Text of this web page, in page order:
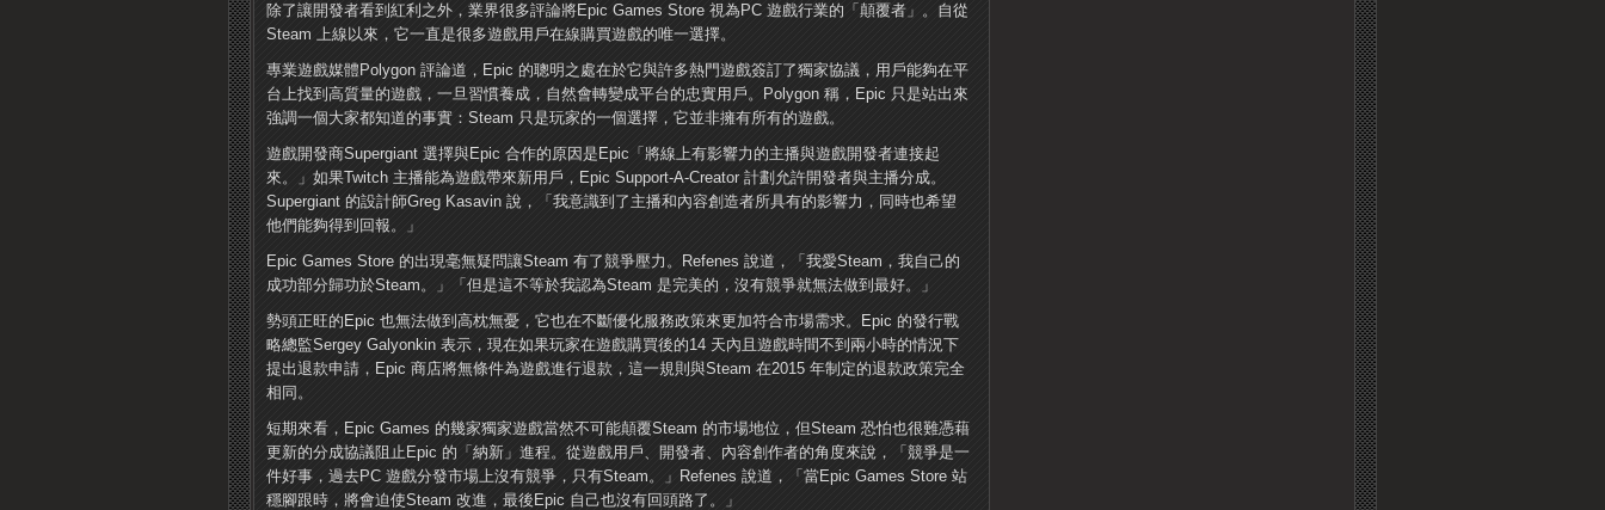
除了讓開發者看到紅利之外，業界很多評論將Epic Games Store 視為PC 遊戲行業的「顛覆者」。自從
Steam 上線以來，它一直是很多遊戲用戶在線購買遊戲的唯一選擇。
專業遊戲媒體Polygon 評論道，Epic 的聰明之處在於它與許多熱門遊戲簽訂了獨家協議，用戶能夠在平
台上找到高質量的遊戲，一旦習慣養成，自然會轉變成平台的忠實用戶。Polygon 稱，Epic 只是站出來
強調一個大家都知道的事實：Steam 只是玩家的一個選擇，它並非擁有所有的遊戲。
遊戲開發商Supergiant 選擇與Epic 合作的原因是Epic「將線上有影響力的主播與遊戲開發者連接起
來。」如果Twitch 主播能為遊戲帶來新用戶，Epic Support-A-Creator 計劃允許開發者與主播分成。
Supergiant 的設計師Greg Kasavin 說，「我意識到了主播和內容創造者所具有的影響力，同時也希望
他們能夠得到回報。」
Epic Games Store 的出現毫無疑問讓Steam 有了競爭壓力。Refenes 說道，「我愛Steam，我自己的
成功部分歸功於Steam。」「但是這不等於我認為Steam 是完美的，沒有競爭就無法做到最好。」
勢頭正旺的Epic 也無法做到高枕無憂，它也在不斷優化服務政策來更加符合市場需求。Epic 的發行戰
略總監Sergey Galyonkin 表示，現在如果玩家在遊戲購買後的14 天內且遊戲時間不到兩小時的情況下
提出退款申請，Epic 商店將無條件為遊戲進行退款，這一規則與Steam 在2015 年制定的退款政策完全
相同。
短期來看，Epic Games 的幾家獨家遊戲當然不可能顛覆Steam 的市場地位，但Steam 恐怕也很難憑藉
更新的分成協議阻止Epic 的「納新」進程。從遊戲用戶、開發者、內容創作者的角度來說，「競爭是一
件好事，過去PC 遊戲分發市場上沒有競爭，只有Steam。」Refenes 說道，「當Epic Games Store 站
穩腳跟時，將會迫使Steam 改進，最後Epic 自己也沒有回頭路了。」